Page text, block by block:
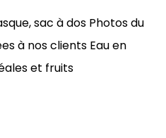
sac à dos Photos du
à nos clients Eau en
et fruits